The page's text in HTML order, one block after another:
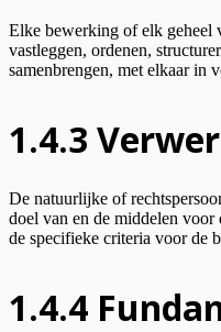
Elke bewerking of elk geheel
vastleggen, ordenen,
samenbrengen, met elkaar in
1.4.3
De natuurlijke of
doel van en de middelen
de specifieke criteria voor de
1.4.4